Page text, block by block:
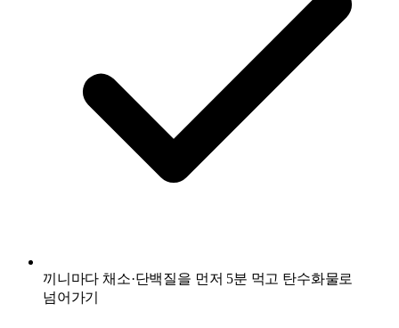
끼니마다 채소·단백질을 먼저 5분 먹고 탄수화물로
넘어가기